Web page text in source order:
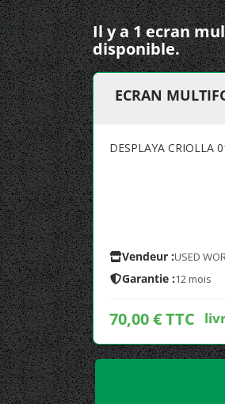
Il y a 1 ecran
disponible.
ECRAN
DESPLAYA CRIOLLA
Vendeur :USED
Garantie :12 mois
70,00 € TTC